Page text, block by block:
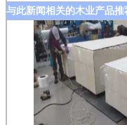
与此新闻相关的木业产品推